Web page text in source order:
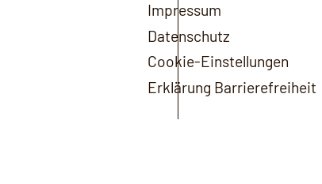
Impressum
Datenschutz
Cookie-Einstellungen
Erklärung Barrierefreiheit